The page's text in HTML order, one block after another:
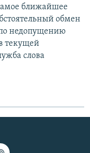
ближайшее
обмен
недопущению
текущей
слова